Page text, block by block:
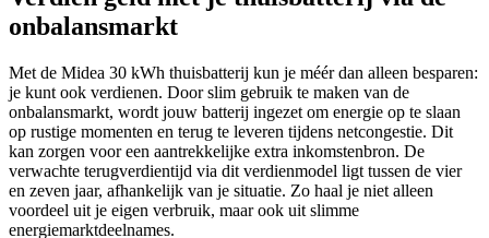
onbalansmarkt
Met de Midea 30 kWh thuisbatterij kun je méér dan alleen besparen:
je kunt ook verdienen. Door slim gebruik te maken van de
onbalansmarkt, wordt jouw batterij ingezet om energie op te slaan
op rustige momenten en terug te leveren tijdens netcongestie. Dit
kan zorgen voor een aantrekkelijke extra inkomstenbron. De
verwachte terugverdientijd via dit verdienmodel ligt tussen de vier
en zeven jaar, afhankelijk van je situatie. Zo haal je niet alleen
voordeel uit je eigen verbruik, maar ook uit slimme
energiemarktdeelnames.